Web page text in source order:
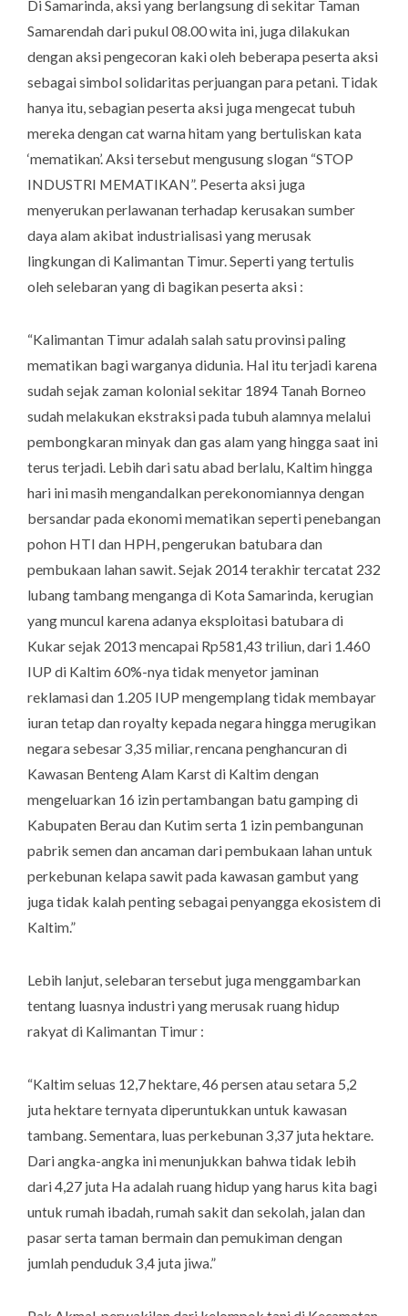
Di Samarinda, aksi yang berlangsung di sekitar Taman
Samarendah dari pukul 08.00 wita ini, juga dilakukan
dengan aksi pengecoran kaki oleh beberapa peserta aksi
sebagai simbol solidaritas perjuangan para petani. Tidak
hanya itu, sebagian peserta aksi juga mengecat tubuh
mereka dengan cat warna hitam yang bertuliskan kata
‘mematikan’. Aksi tersebut mengusung slogan “STOP
INDUSTRI MEMATIKAN”. Peserta aksi juga
menyerukan perlawanan terhadap kerusakan sumber
daya alam akibat industrialisasi yang merusak
lingkungan di Kalimantan Timur. Seperti yang tertulis
oleh selebaran yang di bagikan peserta aksi :
“Kalimantan Timur adalah salah satu provinsi paling
mematikan bagi warganya didunia. Hal itu terjadi karena
sudah sejak zaman kolonial sekitar 1894 Tanah Borneo
sudah melakukan ekstraksi pada tubuh alamnya melalui
pembongkaran minyak dan gas alam yang hingga saat ini
terus terjadi. Lebih dari satu abad berlalu, Kaltim hingga
hari ini masih mengandalkan perekonomiannya dengan
bersandar pada ekonomi mematikan seperti penebangan
pohon HTI dan HPH, pengerukan batubara dan
pembukaan lahan sawit. Sejak 2014 terakhir tercatat 232
lubang tambang menganga di Kota Samarinda, kerugian
yang muncul karena adanya eksploitasi batubara di
Kukar sejak 2013 mencapai Rp581,43 triliun, dari 1.460
IUP di Kaltim 60%-nya tidak menyetor jaminan
reklamasi dan 1.205 IUP mengemplang tidak membayar
iuran tetap dan royalty kepada negara hingga merugikan
negara sebesar 3,35 miliar, rencana penghancuran di
Kawasan Benteng Alam Karst di Kaltim dengan
mengeluarkan 16 izin pertambangan batu gamping di
Kabupaten Berau dan Kutim serta 1 izin pembangunan
pabrik semen dan ancaman dari pembukaan lahan untuk
perkebunan kelapa sawit pada kawasan gambut yang
juga tidak kalah penting sebagai penyangga ekosistem di
Kaltim.”
Lebih lanjut, selebaran tersebut juga menggambarkan
tentang luasnya industri yang merusak ruang hidup
rakyat di Kalimantan Timur :
“Kaltim seluas 12,7 hektare, 46 persen atau setara 5,2
juta hektare ternyata diperuntukkan untuk kawasan
tambang. Sementara, luas perkebunan 3,37 juta hektare.
Dari angka-angka ini menunjukkan bahwa tidak lebih
dari 4,27 juta Ha adalah ruang hidup yang harus kita bagi
untuk rumah ibadah, rumah sakit dan sekolah, jalan dan
pasar serta taman bermain dan pemukiman dengan
jumlah penduduk 3,4 juta jiwa.”